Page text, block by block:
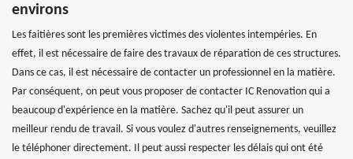
environs
Les faitières sont les premières victimes des violentes intempéries. En
effet, il est nécessaire de faire des travaux de réparation de ces structures.
Dans ce cas, il est nécessaire de contacter un professionnel en la matière.
Par conséquent, on peut vous proposer de contacter IC Renovation qui a
beaucoup d'expérience en la matière. Sachez qu'il peut assurer un
meilleur rendu de travail. Si vous voulez d'autres renseignements, veuillez
le téléphoner directement. Il peut aussi respecter les délais qui ont été